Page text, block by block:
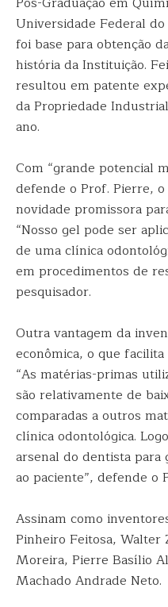
Universidade Federal
foi base para obtenção
história da Instituição.
resultou em patente
da Propriedade
ano.
Com “grande potencial
defende o Prof. Pierre,
novidade promissora
“Nosso gel pode ser
de uma clínica
em procedimentos de
pesquisador.
Outra vantagem da
econômica, o que
“As matérias-primas
são relativamente de
comparadas a outros
clínica odontológica.
arsenal do dentista
ao paciente”, defende o
Assinam como
Pinheiro Feitosa, Walter
Moreira, Pierre Basílio
Machado Andrade Neto.